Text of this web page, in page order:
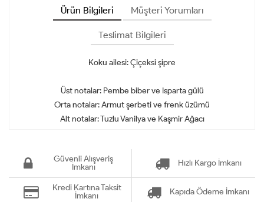
Ürün Bilgileri Müşteri Yorumları
Teslimat Bilgileri
Koku ailesi: Çiçeksi şipre
Üst notalar: Pembe biber ve Isparta gülü
Orta notalar: Armut şerbeti ve frenk üzümü
Alt notalar: Tuzlu Vanilya ve Kaşmir Ağacı
Güvenli Alışveriş
İmkanı
Hızlı Kargo İmkanı
Kredi Kartına Taksit
İmkanı
Kapıda Ödeme İmkanı